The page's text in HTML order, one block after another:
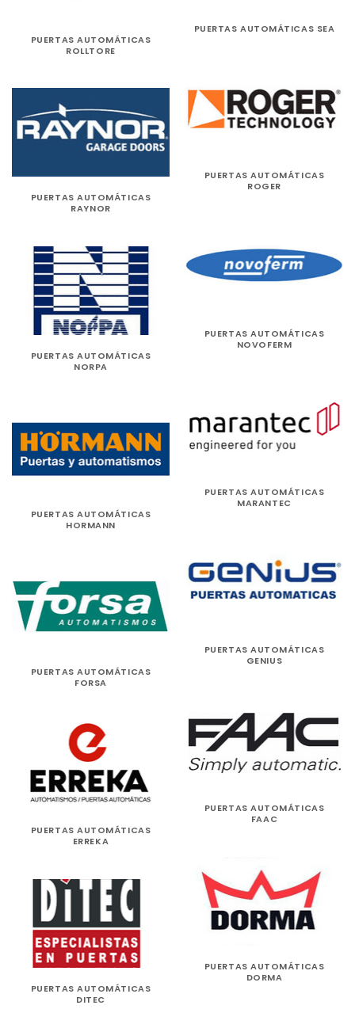
PUERTAS AUTOMÁTICAS SEA
PUERTAS AUTOMÁTICAS
ROLLTORE
PUERTAS AUTOMÁTICAS
ROGER
PUERTAS AUTOMÁTICAS
RAYNOR
PUERTAS AUTOMÁTICAS
NOVOFERM
PUERTAS AUTOMÁTICAS
NORPA
PUERTAS AUTOMÁTICAS
MARANTEC
PUERTAS AUTOMÁTICAS
HORMANN
PUERTAS AUTOMÁTICAS
GENIUS
PUERTAS AUTOMÁTICAS
FORSA
PUERTAS AUTOMÁTICAS
FAAC
PUERTAS AUTOMÁTICAS
ERREKA
PUERTAS AUTOMÁTICAS
DORMA
PUERTAS AUTOMÁTICAS
DITEC